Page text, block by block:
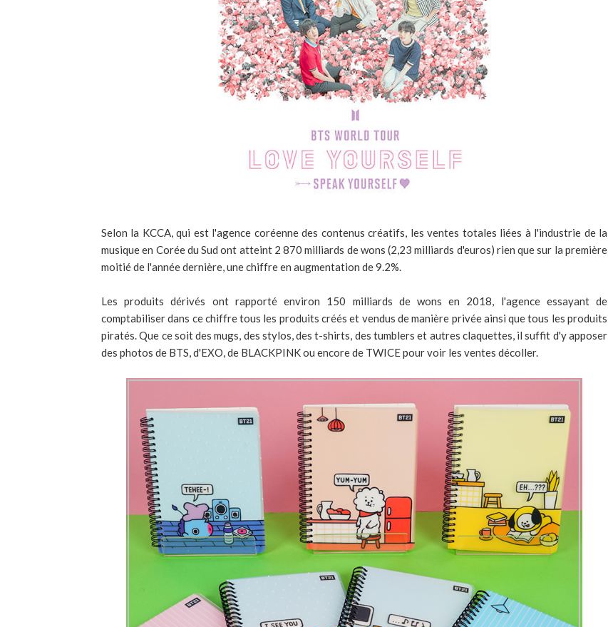
Selon la KCCA, qui est l'agence coréenne des contenus créatifs, les ventes totales liées à l'industrie de la
musique en Corée du Sud ont atteint 2 870 milliards de wons (2,23 milliards d'euros) rien que sur la première
moitié de l'année dernière, une chiffre en augmentation de 9.2%.
Les produits dérivés ont rapporté environ 150 milliards de wons en 2018, l'agence essayant de
comptabiliser dans ce chiffre tous les produits créés et vendus de manière privée ainsi que tous les produits
piratés. Que ce soit des mugs, des stylos, des t-shirts, des tumblers et autres claquettes, il suffit d'y apposer
des photos de BTS, d'EXO, de BLACKPINK ou encore de TWICE pour voir les ventes décoller.